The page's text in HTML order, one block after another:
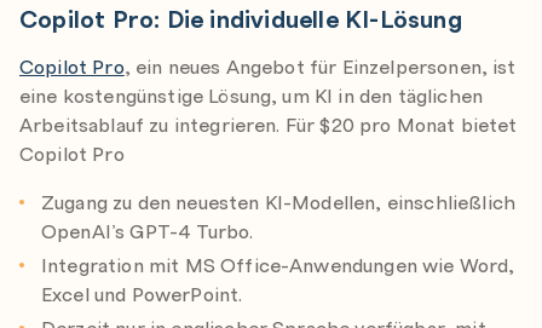
Copilot Pro: Die individuelle KI-Lösung
Copilot Pro, ein neues Angebot für Einzelpersonen, ist
eine kostengünstige Lösung, um KI in den täglichen
Arbeitsablauf zu integrieren. Für $20 pro Monat bietet
Copilot Pro
Zugang zu den neuesten KI-Modellen, einschließlich
OpenAI’s GPT-4 Turbo.
Integration mit MS Office-Anwendungen wie Word,
Excel und PowerPoint.